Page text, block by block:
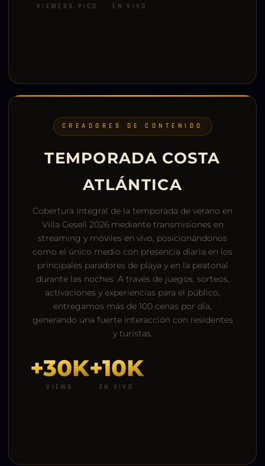
VIEWERS PICO EN VIVO
CREADORES DE CONTENIDO
TEMPORADA COSTA
ATLÁNTICA
Cobertura integral de la temporada de verano en
Villa Gesell 2026 mediante transmisiones en
streaming y móviles en vivo, posicionándonos
como el único medio con presencia diaria en los
principales paradores de playa y en la peatonal
durante las noches. A través de juegos, sorteos,
activaciones y experiencias para el público,
entregamos más de 100 cenas por día,
generando una fuerte interacción con residentes
y turistas.
+30K
VIEWS
+10K
EN VIVO